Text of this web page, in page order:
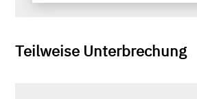
Teilweise Unterbrechung